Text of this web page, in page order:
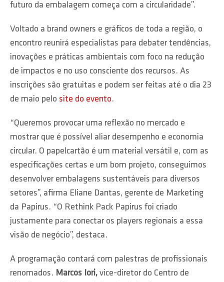
futuro da embalagem começa com a circularidade”.
Voltado a brand owners e gráficos de toda a região, o
encontro reunirá especialistas para debater tendências,
inovações e práticas ambientais com foco na redução
de impactos e no uso consciente dos recursos. As
inscrições são gratuitas e podem ser feitas até o dia 23
de maio pelo site do evento.
“Queremos provocar uma reflexão no mercado e
mostrar que é possível aliar desempenho e economia
circular. O papelcartão é um material versátil e, com as
especificações certas e um bom projeto, conseguimos
desenvolver embalagens sustentáveis para diversos
setores”, afirma Eliane Dantas, gerente de Marketing
da Papirus. “O Rethink Pack Papirus foi criado
justamente para conectar os players regionais a essa
visão de negócio”, destaca.
A programação contará com palestras de profissionais
renomados. Marcos Iori, vice-diretor do Centro de